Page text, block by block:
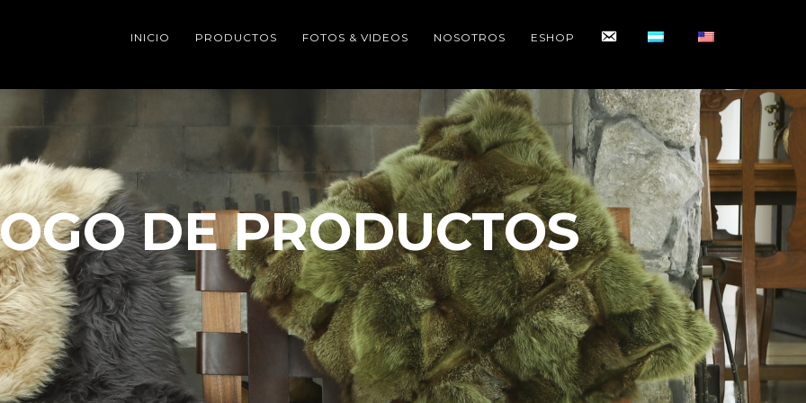
INICIO PRODUCTOS FOTOS & VIDEOS NOSOTROS ESHOP CONTACTO
DE PRODUCTOS